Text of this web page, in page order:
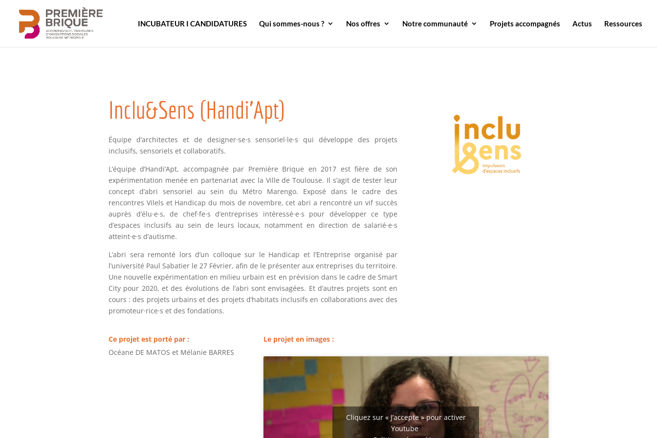
INCUBATEUR I CANDIDATURES Qui sommes-nous ? Nos offres Notre communauté Projets accompagnés Actus Ressources
Inclu&Sens (Handi’Apt)
Équipe d’architectes et de designer·se·s sensoriel·le·s qui développe des projets
inclusifs, sensoriels et collaboratifs.
L’équipe d’Handi’Apt, accompagnée par Première Brique en 2017 est fière de son
expérimentation menée en partenariat avec la Ville de Toulouse. Il s’agit de tester leur
concept d’abri sensoriel au sein du Métro Marengo. Exposé dans le cadre des
rencontres Vilels et Handicap du mois de novembre, cet abri a rencontré un vif succès
auprès d’élu·e·s, de chef·fe·s d’entreprises intéressé·e·s pour développer ce type
d’espaces inclusifs au sein de leurs locaux, notamment en direction de salarié·e·s
atteint·e·s d’autisme.
L’abri sera remonté lors d’un colloque sur le Handicap et l’Entreprise organisé par
l’université Paul Sabatier le 27 Février, afin de le présenter aux entreprises du territoire.
Une nouvelle expérimentation en milieu urbain est en prévision dans le cadre de Smart
City pour 2020, et des évolutions de l’abri sont envisagées. Et d’autres projets sont en
cours : des projets urbains et des projets d’habitats inclusifs en collaborations avec des
promoteur·rice·s et des fondations.
Ce projet est porté par :
Océane DE MATOS et Mélanie BARRES
Le projet en images :
Cliquez sur « J’accepte » pour activer
Youtube